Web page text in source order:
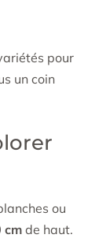
pour
un coin
ou
cm de haut.